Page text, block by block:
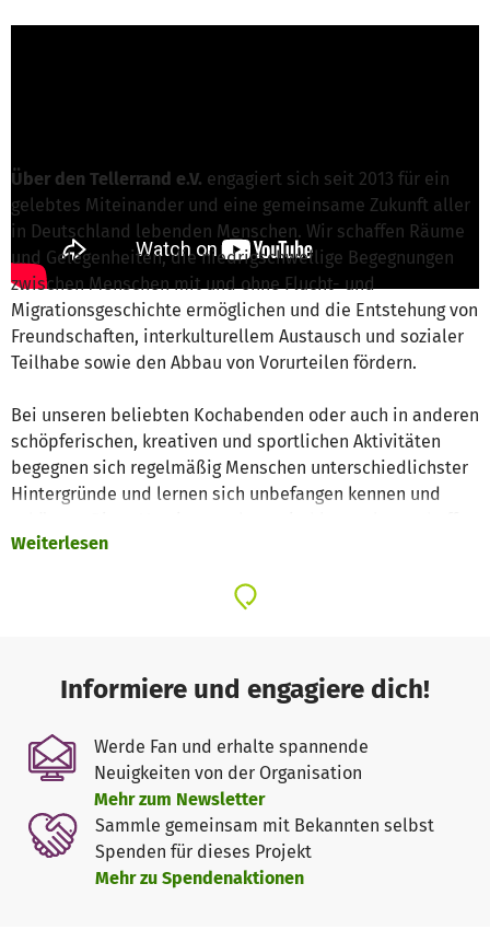
Über den Tellerrand e.V. engagiert sich seit 2013 für ein
gelebtes Miteinander und eine gemeinsame Zukunft aller
in Deutschland lebenden Menschen. Wir schaffen Räume
und Gelegenheiten, die niedrigschwellige Begegnungen
zwischen Menschen mit und ohne Flucht- und
Migrationsgeschichte ermöglichen und die Entstehung von
Freundschaften, interkulturellem Austausch und sozialer
Teilhabe sowie den Abbau von Vorurteilen fördern.
Bei unseren beliebten Kochabenden oder auch in anderen
schöpferischen, kreativen und sportlichen Aktivitäten
begegnen sich regelmäßig Menschen unterschiedlichster
Hintergründe und lernen sich unbefangen kennen und
für jede*n.
Unsere Arbeit ist eine Antwort auf drängende
ohne Konsumdruck schwinden. Gleichzeitig wird der
öffentliche Umgangston rauer – besonders im Hinblick auf
Migration und Vielfalt. Wir setzen dem gelebte Begegnung,
Zugehörigkeit und gegenseitige Wertschätzung entgegen.
Unsere Angebote schaffen Orte, an denen echte
Verbindung möglich wird – auf Augenhöhe und unabhängig
von Herkunft oder Status.
Wir sind vielleicht nicht diejenigen, die oben auf den
Weiterlesen
Informiere und engagiere dich!
Werde Fan und erhalte spannende
Neuigkeiten von der Organisation
Mehr zum Newsletter
Sammle gemeinsam mit Bekannten selbst
Spenden für dieses Projekt
Mehr zu Spendenaktionen